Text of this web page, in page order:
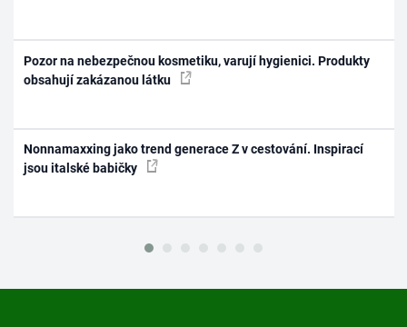
Pozor na nebezpečnou kosmetiku, varují hygienici. Produkty
obsahují zakázanou látku
Nonnamaxxing jako trend generace Z v cestování. Inspirací
jsou italské babičky